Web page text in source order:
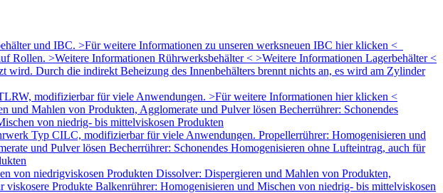
und IBC. >Für weitere Informationen zu unseren werksneuen IBC hier klicken <
Rollen. >Weitere Informationen Rührwerksbehälter < >Weitere Informationen Lagerbehälter <
Durch die indirekt Beheizung des Innenbehälters brennt nichts an, es wird am Zylinder
modifizierbar für viele Anwendungen. >Für weitere Informationen hier klicken <
Mahlen von Produkten, Agglomerate und Pulver lösen Becherrührer: Schonendes
von niedrig- bis mittelviskosen Produkten
Typ CILC, modifizierbar für viele Anwendungen. Propellerrührer: Homogenisieren und
und Pulver lösen Becherrührer: Schonendes Homogenisieren ohne Lufteintrag, auch für
von niedrigviskosen Produkten Dissolver: Dispergieren und Mahlen von Produkten,
Produkte Balkenrührer: Homogenisieren und Mischen von niedrig- bis mittelviskosen